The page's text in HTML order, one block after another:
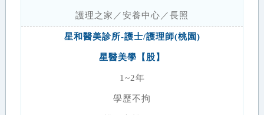
護理之家／安養中心／長照
星和醫美診所-護士/護理師(桃園)
星醫美學【股】
1~2年
學歷不拘